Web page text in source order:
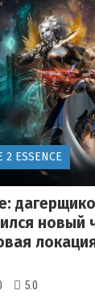
ESSENCE
новый
5.0